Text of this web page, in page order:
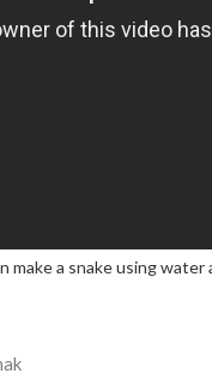
a snake using water